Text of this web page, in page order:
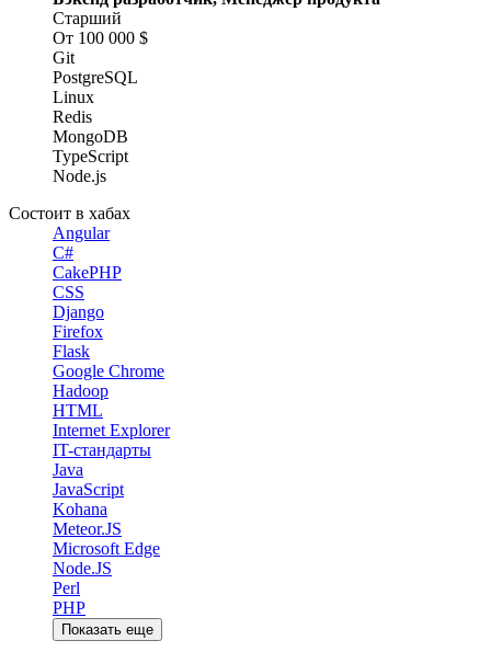
Старший
От 100 000 $
Git
PostgreSQL
Linux
Redis
MongoDB
TypeScript
Node.js
Состоит в хабах
Angular
C#
CakePHP
CSS
Django
Firefox
Flask
Google Chrome
Hadoop
HTML
Internet Explorer
IT-стандарты
Java
JavaScript
Kohana
Meteor.JS
Microsoft Edge
Node.JS
Perl
PHP
Показать еще